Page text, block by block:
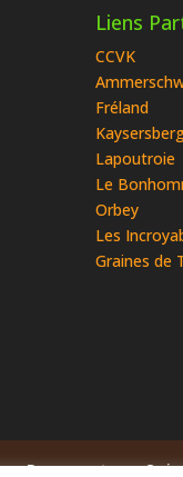
Liens
CCVK
Fréland
Lapoutroie
Le
Orbey
Les
Graines de
Documents Qui